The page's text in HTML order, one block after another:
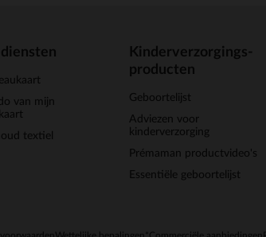
van mijn
textiel
Kinderverzorgings-
producten
Geboortelijst
Adviezen voor
kinderverzorging
Prémaman productvideo's
Essentiële geboortelijst